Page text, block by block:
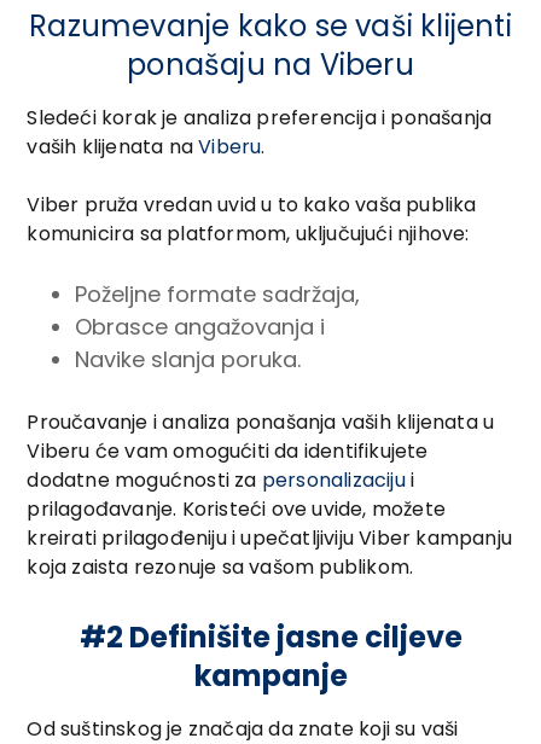
Razumevanje kako se vaši klijenti
ponašaju na Viberu
Sledeći korak je analiza preferencija i ponašanja
vaših klijenata naViberu.
Viber pruža vredan uvid u to kako vaša publika
komunicira sa platformom, uključujući njihove:
Poželjne formate sadržaja,
Obrasce angažovanja i
Navike slanja poruka.
Proučavanje i analiza ponašanja vaših klijenata u
Viberu će vam omogućiti da identifikujete
dodatne mogućnosti za personalizacijui
prilagođavanje. Koristeći ove uvide, možete
kreirati prilagođeniju i upečatljiviju Viber kampanju
koja zaista rezonuje sa vašom publikom.
#2 Definišite jasne ciljeve
kampanje
Od suštinskog je značaja da znate koji su vaši